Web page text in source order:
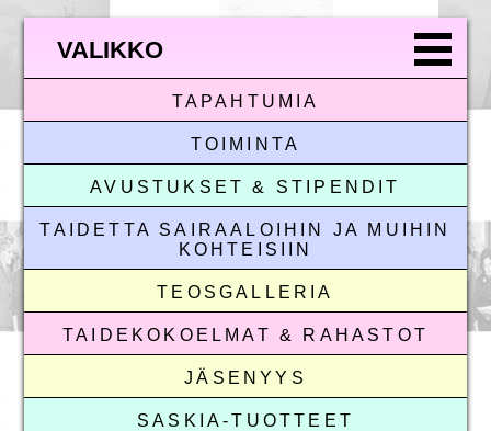
VALIKKO
TAPAHTUMIA
TOIMINTA
AVUSTUKSET & STIPENDIT
TAIDETTA SAIRAALOIHIN JA MUIHIN
KOHTEISIIN
TEOSGALLERIA
TAIDEKOKOELMAT & RAHASTOT
JÄSENYYS
SASKIA-TUOTTEET